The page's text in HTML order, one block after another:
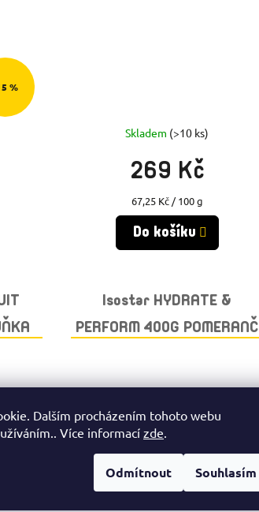
Dalším procházením tohoto webu
Více informacízde.
Odmítnout Souhlasím
%
Skladem (>10 ks)
269 Kč
Měrná
cena:
67,25 Kč / 100 g
Do košíku
Isostar HYDRATE &
PERFORM 400G POMERANČ